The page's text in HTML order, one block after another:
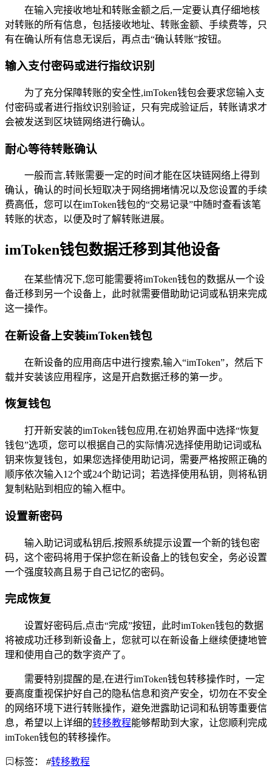
在输入完接收地址和转账金额之后,一定要认真仔细地核
对转账的所有信息，包括接收地址、转账金额、手续费等，只
有在确认所有信息无误后，再点击“确认转账”按钮。
输入支付密码或进行指纹识别
为了充分保障转账的安全性,imToken钱包会要求您输入支
付密码或者进行指纹识别验证，只有完成验证后，转账请求才
会被发送到区块链网络进行确认。
耐心等待转账确认
一般而言,转账需要一定的时间才能在区块链网络上得到
确认，确认的时间长短取决于网络拥堵情况以及您设置的手续
费高低，您可以在imToken钱包的“交易记录”中随时查看该笔
转账的状态，以便及时了解转账进展。
imToken钱包数据迁移到其他设备
在某些情况下,您可能需要将imToken钱包的数据从一个设
备迁移到另一个设备上，此时就需要借助助记词或私钥来完成
这一操作。
在新设备上安装imToken钱包
在新设备的应用商店中进行搜索,输入“imToken”，然后下
载并安装该应用程序，这是开启数据迁移的第一步。
恢复钱包
打开新安装的imToken钱包应用,在初始界面中选择“恢复
钱包”选项，您可以根据自己的实际情况选择使用助记词或私
钥来恢复钱包，如果您选择使用助记词，需要严格按照正确的
顺序依次输入12个或24个助记词；若选择使用私钥，则将私钥
复制粘贴到相应的输入框中。
设置新密码
输入助记词或私钥后,按照系统提示设置一个新的钱包密
码，这个密码将用于保护您在新设备上的钱包安全，务必设置
一个强度较高且易于自己记忆的密码。
完成恢复
设置好密码后,点击“完成”按钮，此时imToken钱包的数据
将被成功迁移到新设备上，您就可以在新设备上继续便捷地管
理和使用自己的数字资产了。
需要特别提醒的是,在进行imToken钱包转移操作时，一定
要高度重视保护好自己的隐私信息和资产安全，切勿在不安全
的网络环境下进行转账操作，避免泄露助记词和私钥等重要信
息，希望以上详细的转移教程能够帮助到大家，让您顺利完成
imToken钱包的转移操作。
标签： #转移教程